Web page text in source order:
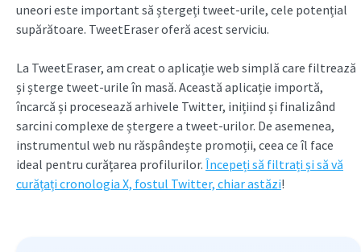
uneori este important să ștergeți tweet-urile, cele potențial
supărătoare. TweetEraser oferă acest serviciu.
La TweetEraser, am creat o aplicație web simplă care filtrează
și șterge tweet-urile în masă. Această aplicație importă,
încarcă și procesează arhivele Twitter, inițiind și finalizând
sarcini complexe de ștergere a tweet-urilor. De asemenea,
instrumentul web nu răspândește promoții, ceea ce îl face
ideal pentru curățarea profilurilor. Începeți să filtrați și să vă
curățați cronologia X, fostul Twitter, chiar astăzi!